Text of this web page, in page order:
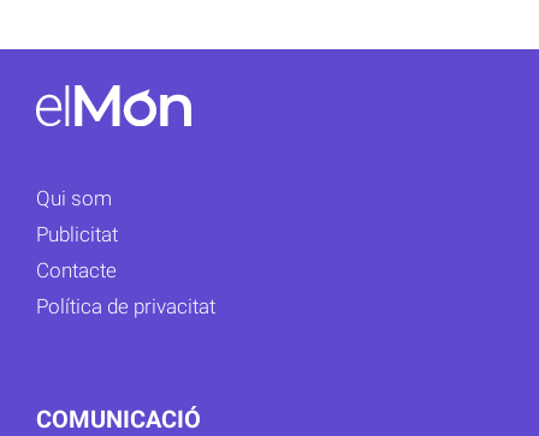
Qui som
Publicitat
Contacte
Política de privacitat
COMUNICACIÓ